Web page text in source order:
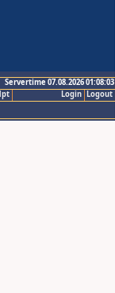
Servertime 07.08.2026 01:08:03
Logout
Login